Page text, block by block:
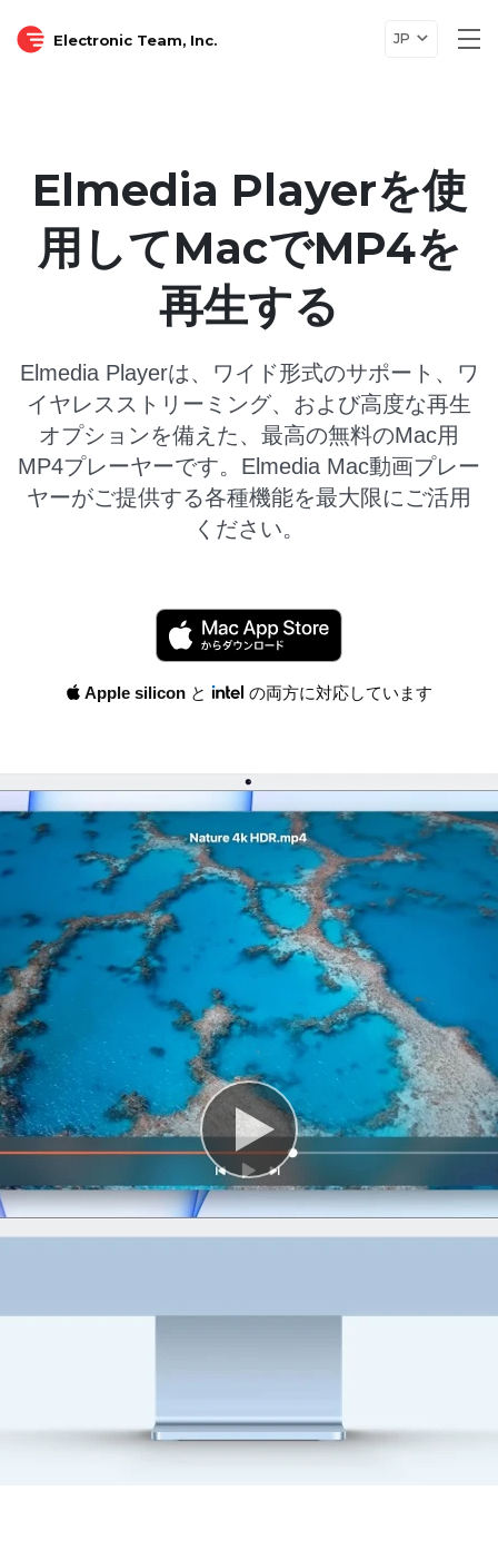
Electronic Team, Inc. JP
Elmedia Playerを使
用してMacでMP4を
再生する
Elmedia Playerは、ワイド形式のサポート、ワ
イヤレスストリーミング、および高度な再生
オプションを備えた、最高の無料のMac用
MP4プレーヤーです。Elmedia Mac動画プレー
ヤーがご提供する各種機能を最大限にご活用
ください。
Apple siliconと の両方に対応しています